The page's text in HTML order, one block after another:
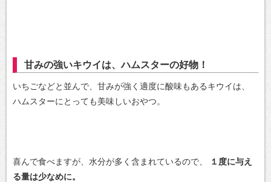
甘みの強いキウイは、ハムスターの好物！
いちごなどと並んで、甘みが強く適度に酸味もあるキウイは、
ハムスターにとっても美味しいおやつ。
喜んで食べますが、水分が多く含まれているので、
１度に与え
る量は少なめに。